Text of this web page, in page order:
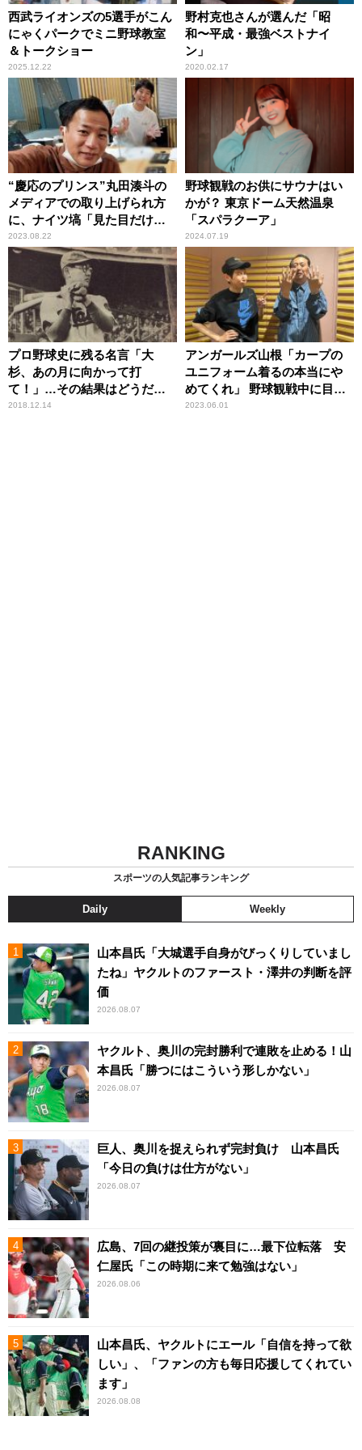
西武ライオンズの5選手がこん
にゃくパークでミニ野球教室
＆トークショー
2025.12.22
野村克也さんが選んだ「昭
和〜平成・最強ベストナイ
ン」
2020.02.17
“慶応のプリンス”丸田湊斗の
メディアでの取り上げられ方
に、ナイツ塙「見た目だけ話
題になるとイヤだな……」
2023.08.22
野球観戦のお供にサウナはい
かが？ 東京ドーム天然温泉
「スパラクーア」
2024.07.19
プロ野球史に残る名言「大
杉、あの月に向かって打
て！」…その結果はどうだっ
たのか？
2018.12.14
アンガールズ山根「カープの
ユニフォーム着るの本当にや
めてくれ」 野球観戦中に目撃
したカープファンの“裏切
2023.06.01
RANKING
スポーツの人気記事ランキング
Daily Weekly
山本昌氏「大城選手自身がびっくりしていまし
たね」ヤクルトのファースト・澤井の判断を評
価
2026.08.07
ヤクルト、奥川の完封勝利で連敗を止める！山
本昌氏「勝つにはこういう形しかない」
2026.08.07
巨人、奥川を捉えられず完封負け 山本昌氏
「今日の負けは仕方がない」
2026.08.07
広島、7回の継投策が裏目に…最下位転落 安
仁屋氏「この時期に来て勉強はない」
2026.08.06
山本昌氏、ヤクルトにエール「自信を持って欲
しい」、「ファンの方も毎日応援してくれてい
ます」
2026.08.08